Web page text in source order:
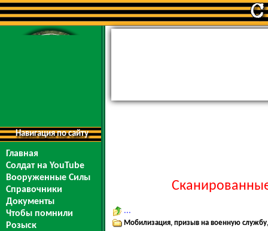
Навигация по сайту
Главная
Солдат на YouTube
Вооруженные Силы
Справочники
Документы
Чтобы помнили
Розыск
...
Мобилизация, призыв на военную